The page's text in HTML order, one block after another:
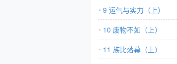
9 运气与实力（上）
10 废物不如（上）
11 族比落幕（上）